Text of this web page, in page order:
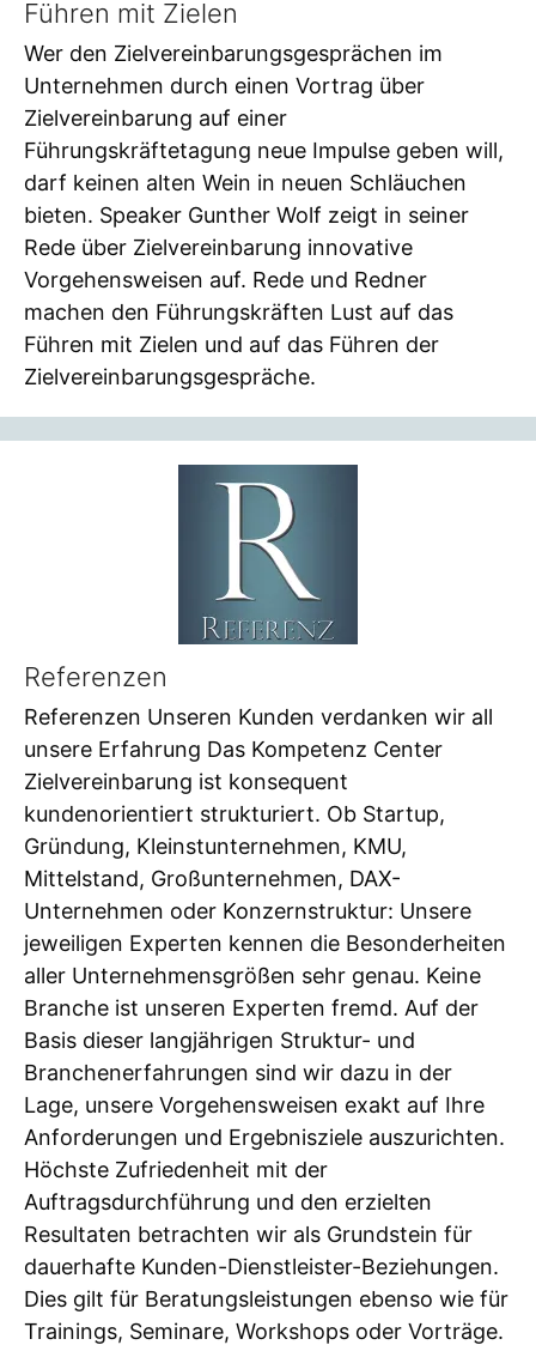
Führen mit Zielen
Wer den Zielvereinbarungsgesprächen im
Unternehmen durch einen Vortrag über
Zielvereinbarung auf einer
Führungskräftetagung neue Impulse geben will,
darf keinen alten Wein in neuen Schläuchen
bieten. Speaker Gunther Wolf zeigt in seiner
Rede über Zielvereinbarung innovative
Vorgehensweisen auf. Rede und Redner
machen den Führungskräften Lust auf das
Führen mit Zielen und auf das Führen der
Zielvereinbarungsgespräche.
Referenzen
Referenzen Unseren Kunden verdanken wir all
unsere Erfahrung Das Kompetenz Center
Zielvereinbarung ist konsequent
kundenorientiert strukturiert. Ob Startup,
Gründung, Kleinstunternehmen, KMU,
Mittelstand, Großunternehmen, DAX-
Unternehmen oder Konzernstruktur: Unsere
jeweiligen Experten kennen die Besonderheiten
aller Unternehmensgrößen sehr genau. Keine
Branche ist unseren Experten fremd. Auf der
Basis dieser langjährigen Struktur- und
Branchenerfahrungen sind wir dazu in der
Lage, unsere Vorgehensweisen exakt auf Ihre
Anforderungen und Ergebnisziele auszurichten.
Höchste Zufriedenheit mit der
Auftragsdurchführung und den erzielten
Resultaten betrachten wir als Grundstein für
dauerhafte Kunden-Dienstleister-Beziehungen.
Dies gilt für Beratungsleistungen ebenso wie für
Trainings, Seminare, Workshops oder Vorträge.